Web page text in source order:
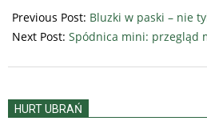
02-
11
Previous Post: Bluzki w paski – nie
Next Post: Spódnica mini: przegląd
HURT UBRAŃ